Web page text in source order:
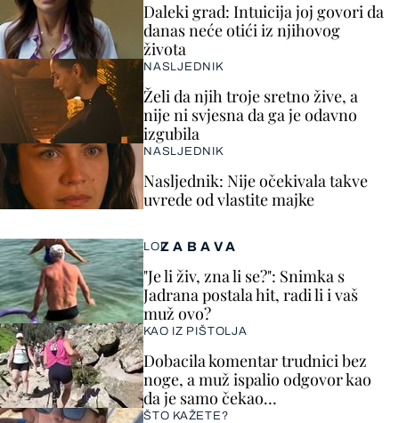
ZABAVA
LOL
"Je li živ, zna li se?": Snimka s
Jadrana postala hit, radi li i vaš
muž ovo?
KAO IZ PIŠTOLJA
Dobacila komentar trudnici bez
noge, a muž ispalio odgovor kao
da je samo čekao…
ŠTO KAŽETE?
Daleki grad: Intuicija joj govori da
danas neće otići iz njihovog
života
NASLJEDNIK
Želi da njih troje sretno žive, a
nije ni svjesna da ga je odavno
izgubila
NASLJEDNIK
Nasljednik: Nije očekivala takve
uvrede od vlastite majke